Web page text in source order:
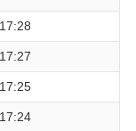
17:28
17:27
17:25
17:24